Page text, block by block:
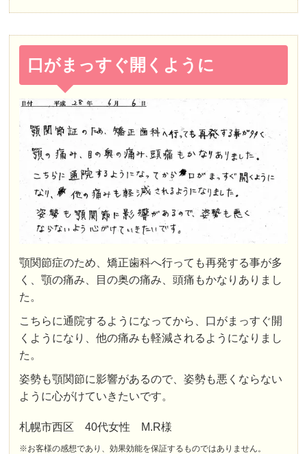
口がまっすぐ開くように
顎関節症のため、矯正歯科へ行っても再発する事が多
く、顎の痛み、目の奥の痛み、頭痛もかなりありまし
た。
こちらに通院するようになってから、口がまっすぐ開
くようになり、他の痛みも軽減されるようになりまし
た。
姿勢も顎関節に影響があるので、姿勢も悪くならない
ように心がけていきたいです。
札幌市西区 40代女性 M.R様
※お客様の感想であり、効果効能を保証するものではありません。